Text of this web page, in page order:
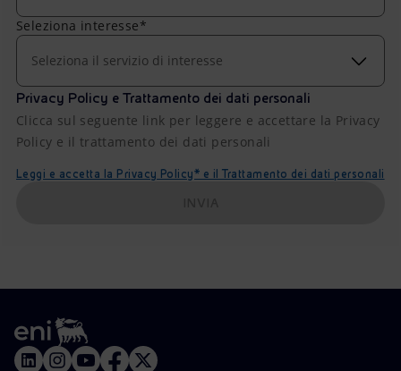
Seleziona interesse*
Seleziona il servizio di interesse
Privacy Policy e Trattamento dei dati personali
Clicca sul seguente link per leggere e accettare la Privacy
Policy e il trattamento dei dati personali
Leggi e accetta la Privacy Policy* e il Trattamento dei dati personali